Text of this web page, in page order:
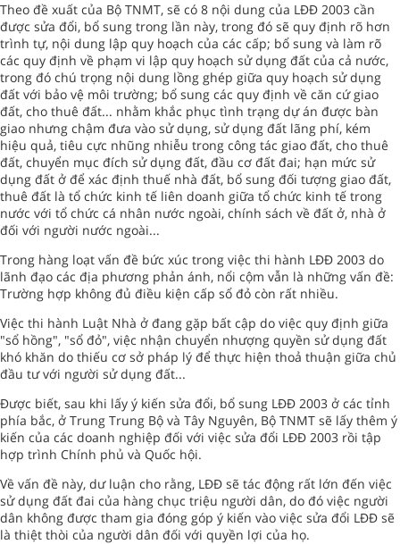
Theo đề xuất của Bộ TNMT, sẽ có 8 nội dung của LĐĐ 2003 cần
được sửa đổi, bổ sung trong lần này, trong đó sẽ quy định rõ hơn
trình tự, nội dung lập quy hoạch của các cấp; bổ sung và làm rõ
các quy định về phạm vi lập quy hoạch sử dụng đất của cả nước,
trong đó chú trọng nội dung lồng ghép giữa quy hoạch sử dụng
đất với bảo vệ môi trường; bổ sung các quy định về căn cứ giao
đất, cho thuê đất... nhằm khắc phục tình trạng dự án được bàn
giao nhưng chậm đưa vào sử dụng, sử dụng đất lãng phí, kém
hiệu quả, tiêu cực nhũng nhiễu trong công tác giao đất, cho thuê
đất, chuyển mục đích sử dụng đất, đầu cơ đất đai; hạn mức sử
dụng đất ở để xác định thuế nhà đất, bổ sung đối tượng giao đất,
thuê đất là tổ chức kinh tế liên doanh giữa tổ chức kinh tế trong
nước với tổ chức cá nhân nước ngoài, chính sách về đất ở, nhà ở
đối với người nước ngoài...
Trong hàng loạt vấn đề bức xúc trong việc thi hành LĐĐ 2003 do
lãnh đạo các địa phương phản ánh, nổi cộm vẫn là những vấn đề:
Trường hợp không đủ điều kiện cấp sổ đỏ còn rất nhiều.
Việc thi hành Luật Nhà ở đang gặp bất cập do việc quy định giữa
"sổ hồng", "sổ đỏ", việc nhận chuyển nhượng quyền sử dụng đất
khó khăn do thiếu cơ sở pháp lý để thực hiện thoả thuận giữa chủ
đầu tư với người sử dụng đất...
Được biết, sau khi lấy ý kiến sửa đổi, bổ sung LĐĐ 2003 ở các tỉnh
phía bắc, ở Trung Trung Bộ và Tây Nguyên, Bộ TNMT sẽ lấy thêm ý
kiến của các doanh nghiệp đối với việc sửa đổi LĐĐ 2003 rồi tập
hợp trình Chính phủ và Quốc hội.
Về vấn đề này, dư luận cho rằng, LĐĐ sẽ tác động rất lớn đến việc
sử dụng đất đai của hàng chục triệu người dân, do đó việc người
dân không được tham gia đóng góp ý kiến vào việc sửa đổi LĐĐ sẽ
là thiệt thòi của người dân đối với quyền lợi của họ.